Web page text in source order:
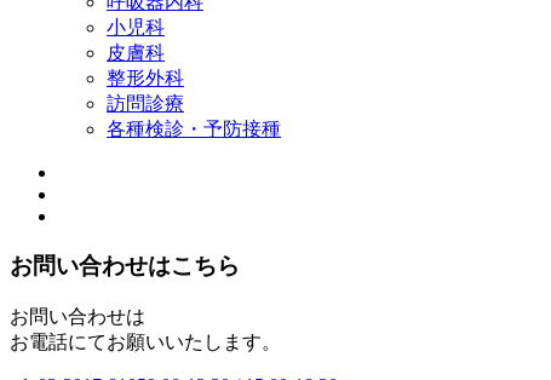
小児科
皮膚科
整形外科
訪問診療
各種検診・予防接種
お問い合わせはこちら
お問い合わせは
お電話にてお願いいたします。